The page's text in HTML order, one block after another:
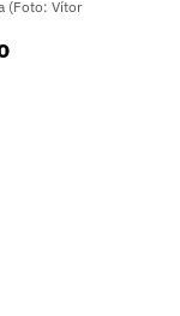
(Foto: Vítor